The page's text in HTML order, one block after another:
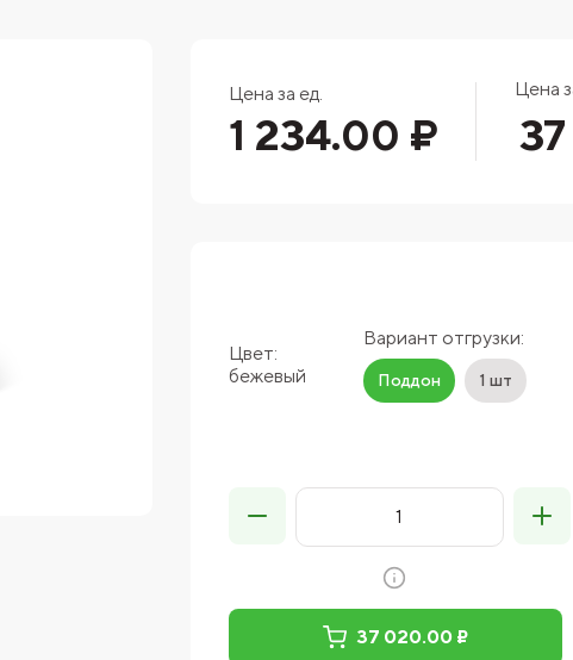
Цена за ед.
1 234.00 ₽
Цена
Цвет:
бежевый
Вариант отгрузки:
Поддон 1 шт
37 020.00 ₽